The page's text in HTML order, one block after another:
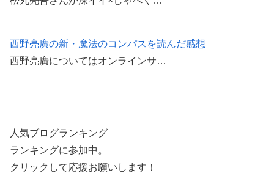
西野亮廣の新・魔法のコンパスを読んだ感想
西野亮廣についてはオンラインサ…
人気ブログランキング
ランキングに参加中。
クリックして応援お願いします！